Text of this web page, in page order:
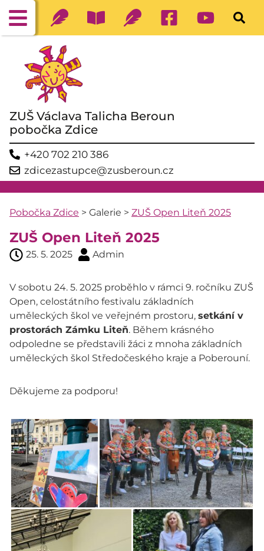
ZUŠ Václava Talicha Beroun
pobočka Zdice
+420 702 210 386
zdicezastupce@zusberoun.cz
Pobočka Zdice > Galerie > ZUŠ Open Liteň 2025
ZUŠ Open Liteň 2025
25. 5. 2025 Admin
V sobotu 24. 5. 2025 proběhlo v rámci 9. ročníku ZUŠ
Open, celostátního festivalu základních
uměleckých škol ve veřejném prostoru, setkání v
prostorách Zámku Liteň. Během krásného
odpoledne se představili žáci z mnoha základních
uměleckých škol Středočeského kraje a Poberouní.
Děkujeme za podporu!